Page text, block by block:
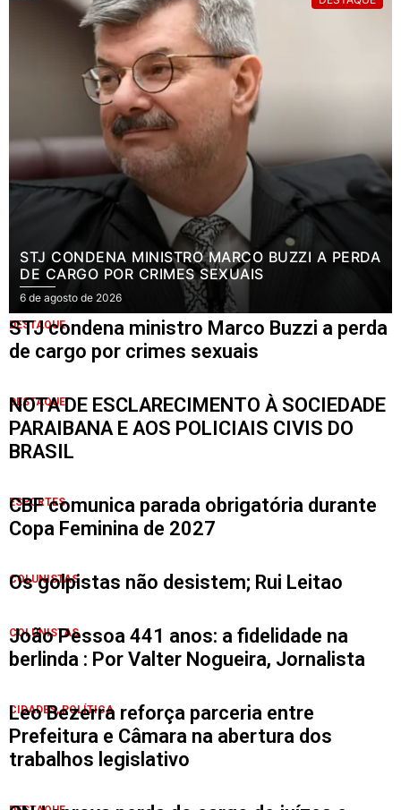
STJ CONDENA MINISTRO MARCO BUZZI A PERDA
DE CARGO POR CRIMES SEXUAIS
6 de agosto de 2026
DESTAQUE
STJ condena ministro Marco Buzzi a perda
de cargo por crimes sexuais
DESTAQUE
NOTA DE ESCLARECIMENTO À SOCIEDADE
PARAIBANA E AOS POLICIAIS CIVIS DO
BRASIL
ESPORTES
CBF comunica parada obrigatória durante
Copa Feminina de 2027
COLUNISTAS
Os golpistas não desistem; Rui Leitao
COLUNISTAS
João Pessoa 441 anos: a fidelidade na
berlinda : Por Valter Nogueira, Jornalista
CIDADES,POLÍTICA
Leo Bezerra reforça parceria entre
Prefeitura e Câmara na abertura dos
trabalhos legislativo